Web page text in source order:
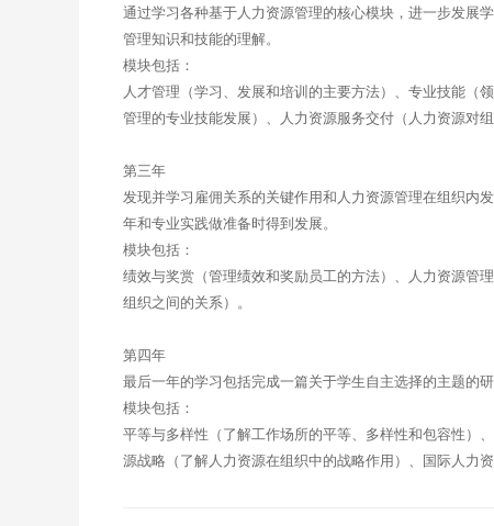
通过学习各种基于人力资源管理的核心模块，进一步发展
管理知识和技能的理解。
模块包括：
人才管理（学习、发展和培训的主要方法）、专业技能（
管理的专业技能发展）、人力资源服务交付（人力资源对组
第三年
发现并学习雇佣关系的关键作用和人力资源管理在组织内
年和专业实践做准备时得到发展。
模块包括：
绩效与奖赏（管理绩效和奖励员工的方法）、人力资源管
组织之间的关系）。
第四年
最后一年的学习包括完成一篇关于学生自主选择的主题的
模块包括：
平等与多样性（了解工作场所的平等、多样性和包容性）
源战略（了解人力资源在组织中的战略作用）、国际人力